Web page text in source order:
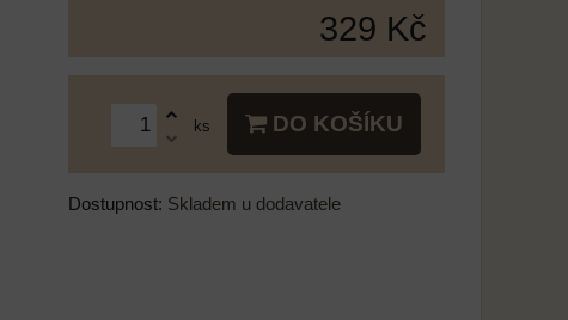
329 Kč
ks DO KOŠÍKU
Dostupnost: Skladem u dodavatele